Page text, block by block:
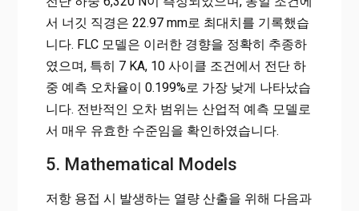
서 너깃 직경은 22.97 mm로 최대치를 기록했습
니다. FLC 모델은 이러한 경향을 정확히 추종하
였으며, 특히 7 KA, 10 사이클 조건에서 전단 하
중 예측 오차율이 0.199%로 가장 낮게 나타났습
니다. 전반적인 오차 범위는 산업적 예측 모델로
서 매우 유효한 수준임을 확인하였습니다.
5. Mathematical Models
저항 용접 시 발생하는 열량 산출을 위해 다음과